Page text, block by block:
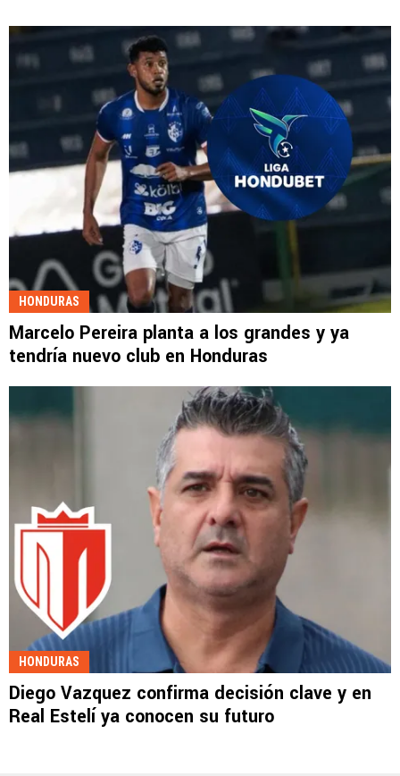
HONDURAS
Marcelo Pereira planta a los grandes y ya
tendría nuevo club en Honduras
HONDURAS
Diego Vazquez confirma decisión clave y en
Real Estelí ya conocen su futuro